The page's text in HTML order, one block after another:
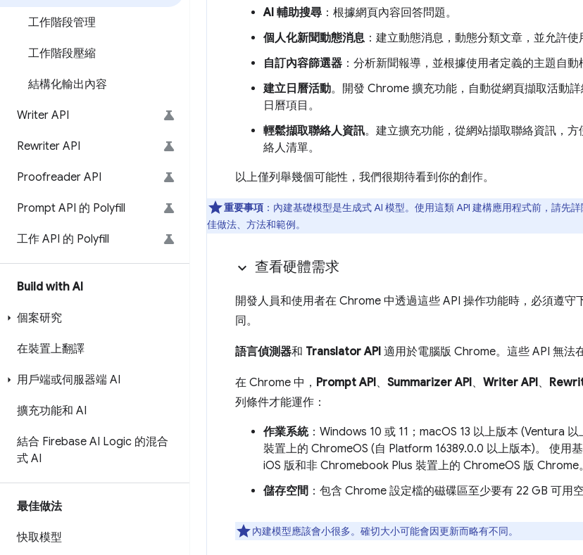
工作階段管理
工作階段壓縮
結構化輸出內容
Writer API
Rewriter API
Proofreader API
Prompt API 的 Polyfill
工作 API 的 Polyfill
Build with AI
個案研究
在裝置上翻譯
用戶端或伺服器端 AI
擴充功能和 AI
結合 Firebase AI Logic 的混合
式 AI
最佳做法
快取模型
AI 輔助搜尋 ：根據網頁內容回答問題。
個人化新聞動態消息 ：建立動態消息，動態分類文章，並允許使
自訂內容篩選器 ：分析新聞報導，並根據使用者定義的主題自動
建立日曆活動。開發 Chrome 擴充功能，自動從網頁擷取活動
日曆項目。
輕鬆擷取聯絡人資訊。建立擴充功能，從網站擷取聯絡資訊，
絡人清單。
以上僅列舉幾個可能性，我們很期待看到你的創作。
重要事項 ：內建基礎模型是生成式 AI 模型。使用這類 API 建構應用程式前，請先詳
佳做法、方法和範例。
查看硬體需求
開發人員和使用者在 Chrome 中透過這些 API 操作功能時，必須遵
同。
語言偵測器和 Translator API 適用於電腦版 Chrome。這些 API 無法
在 Chrome 中， Prompt API、 Summarizer API、 Writer API、
列條件才能運作：
作業系統：Windows 10 或 11；macOS 13 以上版本 (Ventura
裝置上的 ChromeOS (自 Platform 16389.0.0 以上版本)。 使用
iOS 版和非 Chromebook Plus 裝置上的 ChromeOS 版 Chrome。
儲存空間 ：包含 Chrome 設定檔的磁碟區至少要有 22 GB 可用空
內建模型應該會小很多。確切大小可能會因更新而略有不同。